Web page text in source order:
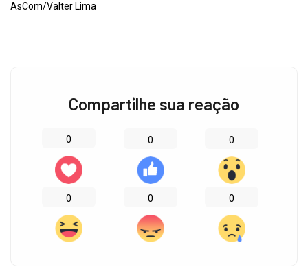
AsCom/Valter Lima
Compartilhe sua reação
0 0 0
0 0 0